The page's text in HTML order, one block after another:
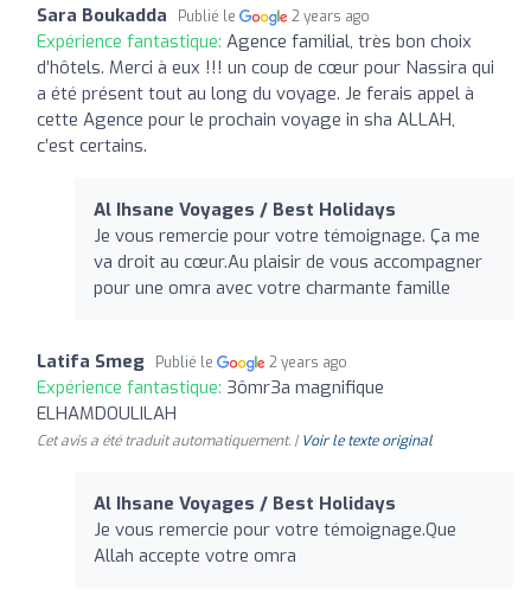
Sara Boukadda Publié le 2 years ago
Expérience fantastique: Agence familial, très bon choix
d’hôtels. Merci à eux !!! un coup de cœur pour Nassira qui
a été présent tout au long du voyage. Je ferais appel à
cette Agence pour le prochain voyage in sha ALLAH,
c’est certains.
Al Ihsane Voyages / Best Holidays
Je vous remercie pour votre témoignage. Ça me
va droit au cœur.Au plaisir de vous accompagner
pour une omra avec votre charmante famille
Latifa Smeg Publié le 2 years ago
Expérience fantastique: 3ômr3a magnifique
ELHAMDOULILAH
Cet avis a été traduit automatiquement. | Voir le texte original
Al Ihsane Voyages / Best Holidays
Je vous remercie pour votre témoignage.Que
Allah accepte votre omra